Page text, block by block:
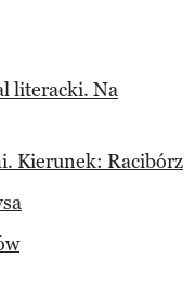
literacki. Na
Kierunek: Racibórz